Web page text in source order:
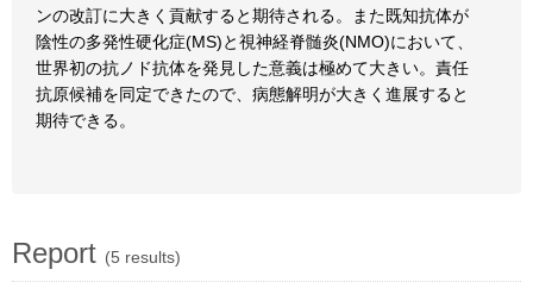
ンの改訂に大きく貢献すると期待される。また既知抗体が
陰性の多発性硬化症(MS)と視神経脊髄炎(NMO)において、
世界初の抗ノド抗体を発見した意義は極めて大きい。責任
抗原候補を同定できたので、病態解明が大きく進展すると
期待できる。
Report (5 results)